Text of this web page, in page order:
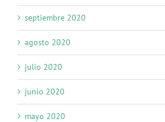
septiembre 2020
agosto 2020
julio 2020
junio 2020
mayo 2020